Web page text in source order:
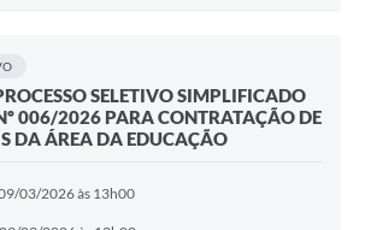
SELETIVO SIMPLIFICADO
006/2026 PARA CONTRATAÇÃO DE
DA ÁREA DA EDUCAÇÃO
03/2026 às 13h00